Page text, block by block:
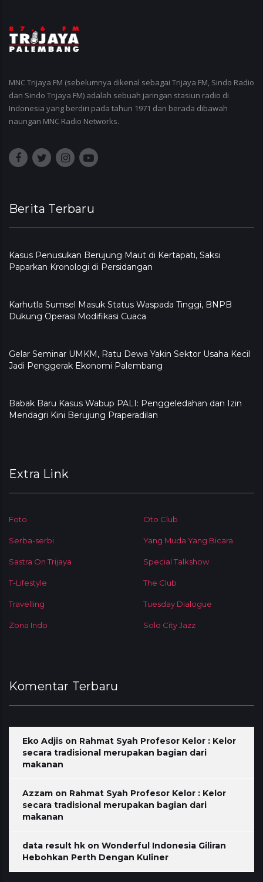
MNC Trijaya FM (sebelumnya dikenal sebagai Trijaya FM, Sindo Radio
dan Sindo Trijaya FM) adalah sebuah jaringan stasiun radio di
Indonesia yang berdiri pada tahun 1971 dan berada dibawah
naungan MNC Radio Networks.
Berita Terbaru
Kasus Penusukan Berujung Maut di Kertapati, Saksi
Paparkan Kronologi di Persidangan
Karhutla Sumsel Masuk Status Waspada Tinggi, BNPB
Dukung Operasi Modifikasi Cuaca
Gelar Seminar UMKM, Ratu Dewa Yakin Sektor Usaha Kecil
Jadi Penggerak Ekonomi Palembang
Babak Baru Kasus Wabup PALI: Penggeledahan dan Izin
Mendagri Kini Berujung Praperadilan
Extra Link
Foto Oto Club
Serba-serbi Yang Muda Yang Bicara
Sastra On Trijaya Special Talkshow
T-Lifestyle The Club
Travelling Tuesday Dialogue
Zona Indo Solo City Jazz
Komentar Terbaru
Eko Adjis on Rahmat Syah Profesor Kelor : Kelor
secara tradisional merupakan bagian dari
makanan
Azzam on Rahmat Syah Profesor Kelor : Kelor
secara tradisional merupakan bagian dari
makanan
data result hk on Wonderful Indonesia Giliran
Hebohkan Perth Dengan Kuliner